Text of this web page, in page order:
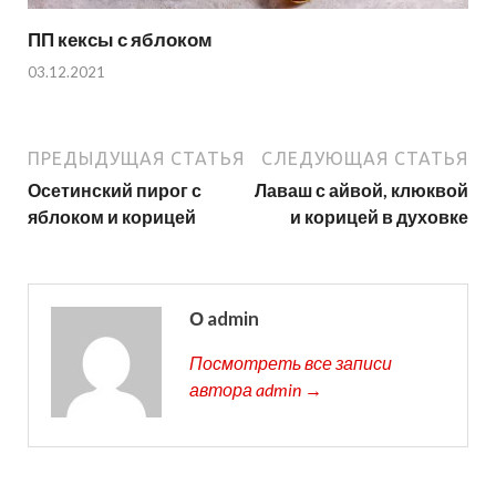
ПП кексы с яблоком
03.12.2021
ПРЕДЫДУЩАЯ СТАТЬЯ
Осетинский пирог с
яблоком и корицей
СЛЕДУЮЩАЯ СТАТЬЯ
Лаваш с айвой, клюквой
и корицей в духовке
О admin
Посмотреть все записи
автора admin →